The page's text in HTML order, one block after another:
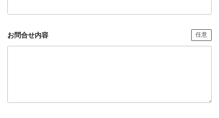
お問合せ内容 任意